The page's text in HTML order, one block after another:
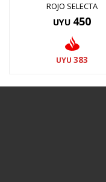
ROJO SELECTA
UYU 450
UYU 383